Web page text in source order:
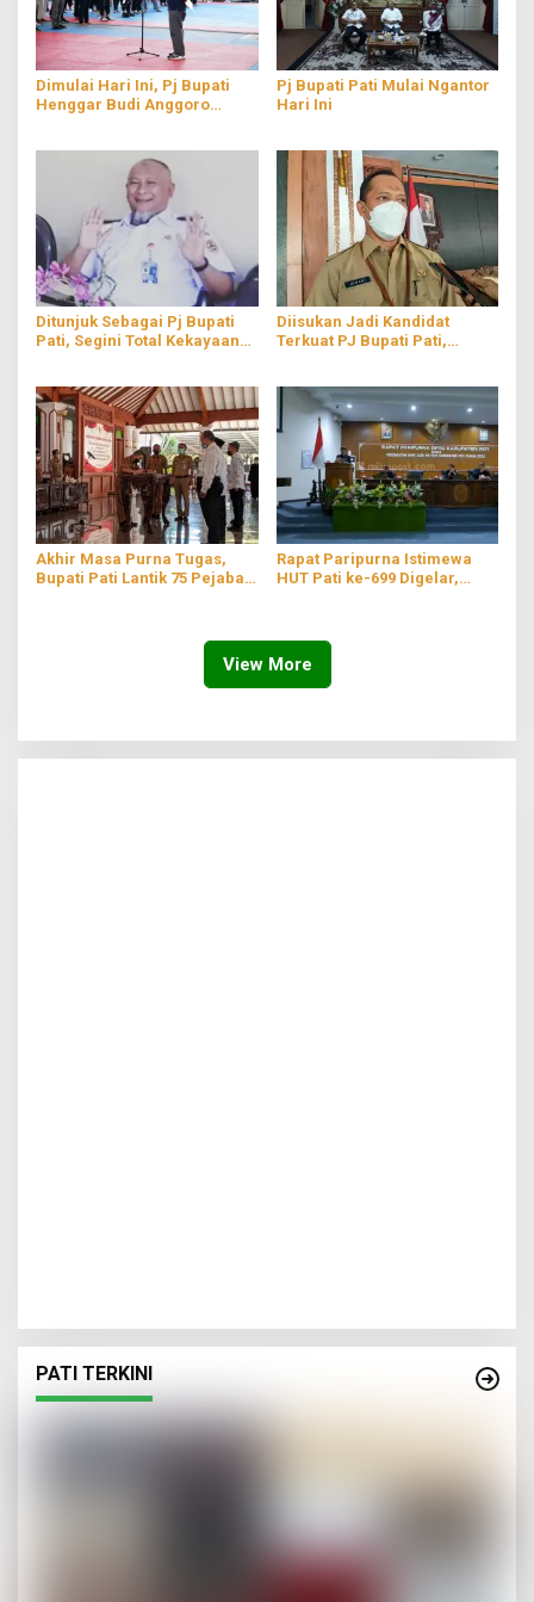
Dimulai Hari Ini, Pj Bupati
Henggar Budi Anggoro
Pj Bupati Pati Mulai Ngantor
Hari Ini
Ditunjuk Sebagai Pj Bupati
Pati, Segini Total Kekayaan
Diisukan Jadi Kandidat
Terkuat PJ Bupati Pati,
Akhir Masa Purna Tugas,
Bupati Pati Lantik 75 Pejabat
Rapat Paripurna Istimewa
HUT Pati ke-699 Digelar,
View More
PATI TERKINI